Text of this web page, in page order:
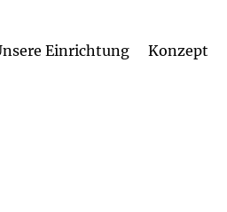
Einrichtung Konzept